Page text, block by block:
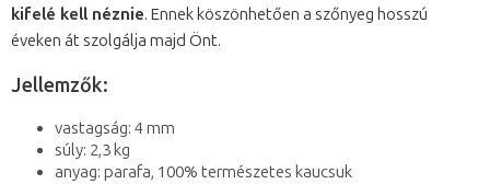
kifelé kell néznie. Ennek köszönhetően a szőnyeg hosszú
éveken át szolgálja majd Önt.
Jellemzők:
vastagság: 4 mm
súly: 2,3 kg
anyag: parafa, 100% természetes kaucsuk